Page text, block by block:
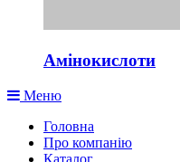
Амінокислоти
Меню
Головна
Про компанію
Каталог